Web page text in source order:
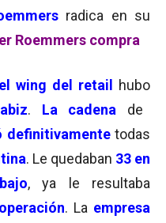
radica en su
Roemmers compra
wing del retail hubo
. La cadena de
definitivamentetodas
. Le quedaban 33 en
, ya le resultaba
operación. La empresa